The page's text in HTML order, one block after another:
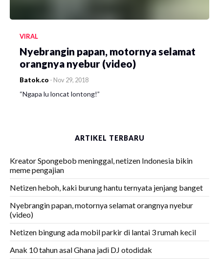
VIRAL
Nyebrangin papan, motornya selamat
orangnya nyebur (video)
Batok.co - Nov 29, 2018
“Ngapa lu loncat lontong!”
ARTIKEL TERBARU
Kreator Spongebob meninggal, netizen Indonesia bikin
meme pengajian
Netizen heboh, kaki burung hantu ternyata jenjang banget
Nyebrangin papan, motornya selamat orangnya nyebur
(video)
Netizen bingung ada mobil parkir di lantai 3 rumah kecil
Anak 10 tahun asal Ghana jadi DJ otodidak